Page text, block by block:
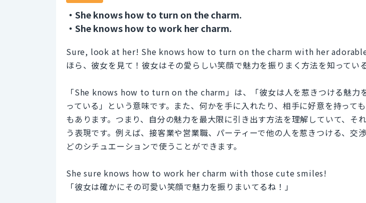
・She knows how to turn on the charm.
・She knows how to work her charm.
Sure, look at her! She knows how to turn on the charm with her
ほら、彼女を見て！彼女はその愛らしい笑顔で魅力を振りまく方法を知っている
「She knows how to turn on the charm」は、「彼女は人を惹きつける魅力
っている」という意味です。また、何かを手に入れたり、相手に好意を持って
もあります。つまり、自分の魅力を最大限に引き出す方法を理解していて、そ
う表現です。例えば、接客業や営業職、パーティーで他の人を惹きつける、交
どのシチュエーションで使うことができます。
She sure knows how to work her charm with those cute smiles!
「彼女は確かにその可愛い笑顔で魅力を振りまいてるね！」